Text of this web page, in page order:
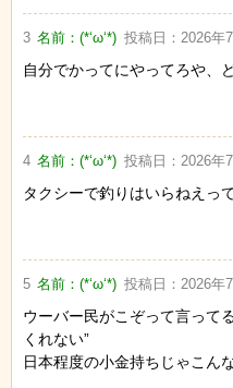
3 名前：(*‘ω‘*) 投稿日： 2026年
自分でかってにやってろや、
4 名前：(*‘ω‘*) 投稿日： 2026年
タクシーで釣りはいらねえっ
5 名前：(*‘ω‘*) 投稿日： 2026年
ウーバー民がこぞって言って
くれない”
日本程度の小金持ちじゃこん